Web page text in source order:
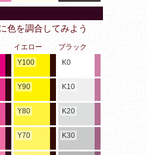
色を調合してみよう
イエロー
Y100
Y90
Y80
Y70
ブラック
K0
K10
K20
K30